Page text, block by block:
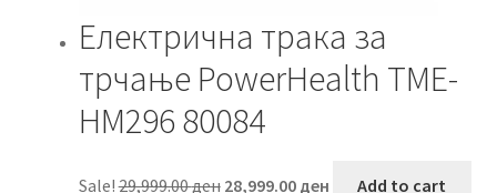
Електрична трака за
трчање PowerHealth TME-
HM296 80084
Sale!29,999.00ден 28,999.00 ден Add to cart